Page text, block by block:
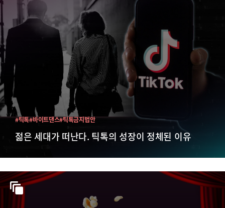
젊은 세대가 떠난다. 틱톡의 성장이 정체된 이유
#틱톡#바이트댄스#틱톡금지법안